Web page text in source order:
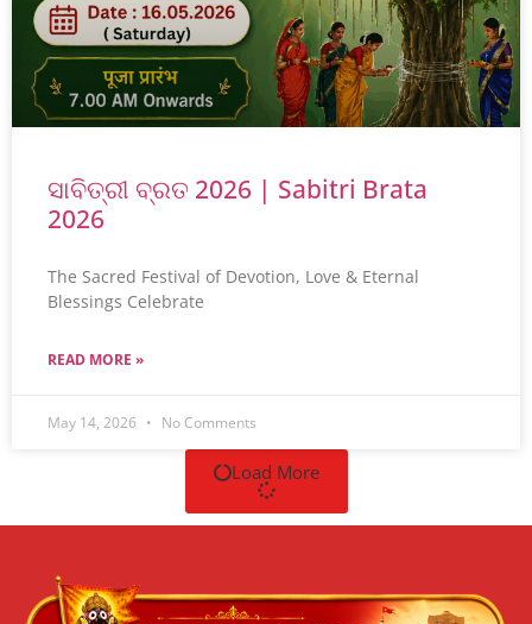
ସାବିତ୍ରୀ ବ୍ରତ 2026 | Sabitri Brata
2026
The Sacred Festival of Devotion, Love & Eternal
Blessings Celebrate
READ MORE »
May 14, 2026 No Comments
Load More